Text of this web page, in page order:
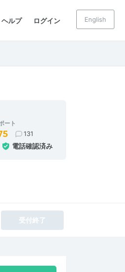
ヘルプ ログイン English
ート
131
電話確認済み
受付終了